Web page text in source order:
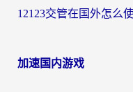
加速国内游戏